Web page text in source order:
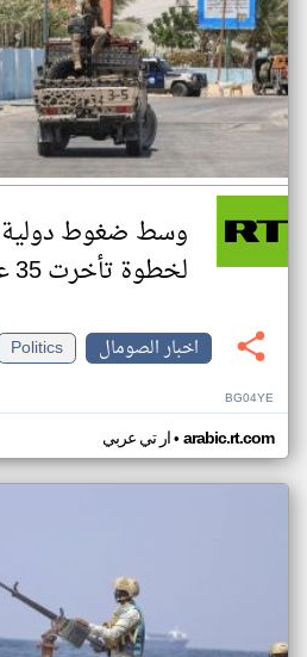
وسط ضغوط
لخطوة تأخرت 35 عاما
اخبار الصومال
Politics
BG04YE
ار تي عربي• arabic.rt.com